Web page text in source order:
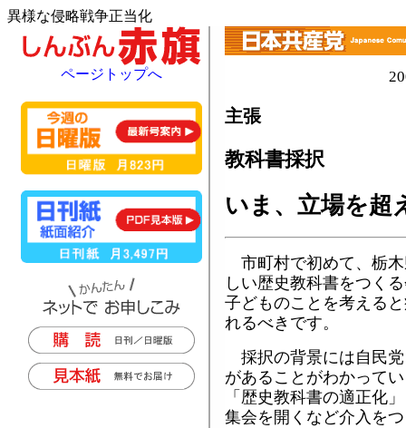
異様な侵略戦争正当化
主張
教科書採択
いま、立場を超
市町村で初めて、栃
しい歴史教科書をつく
子どものことを考える
れるべきです。
採択の背景には自民
があることがわかって
「歴史教科書の適正化
集会を開くなど介入を
ページトップへ